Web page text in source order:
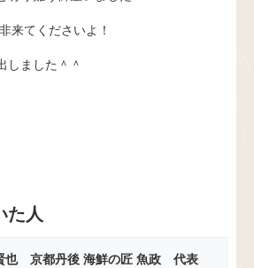
来てくださいよ！
しました＾＾
た人
也 京都丹後 海鮮の匠 魚政 代表